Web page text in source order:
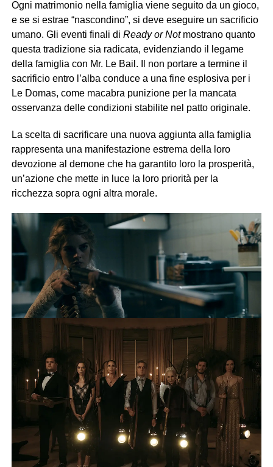
Ogni matrimonio nella famiglia viene seguito da un gioco,
e se si estrae “nascondino”, si deve eseguire un sacrificio
umano. Gli eventi finali di Ready or Notmostrano quanto
questa tradizione sia radicata, evidenziando il legame
della famiglia con Mr. Le Bail. Il non portare a termine il
sacrificio entro l’alba conduce a una fine esplosiva per i
Le Domas, come macabra punizione per la mancata
osservanza delle condizioni stabilite nel patto originale.
La scelta di sacrificare una nuova aggiunta alla famiglia
rappresenta una manifestazione estrema della loro
devozione al demone che ha garantito loro la prosperità,
un’azione che mette in luce la loro priorità per la
ricchezza sopra ogni altra morale.